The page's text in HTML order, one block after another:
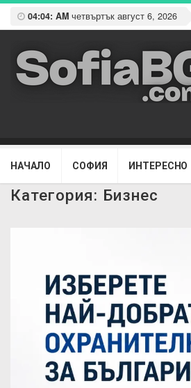
04:04: AM четвъртък август 6, 2026
НАЧАЛО СОФИЯ ИНТЕРЕСНО
Категория: Бизнес